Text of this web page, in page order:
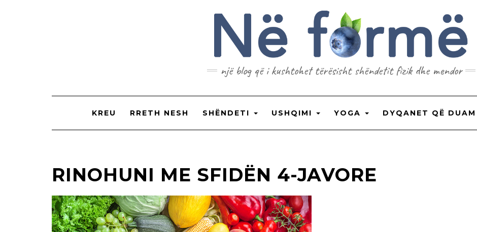
një blog që i kushtohet tërësisht shëndetit fizik dhe mendor
KREU RRETH NESH SHËNDETI USHQIMI YOGA DYQANET QË DUAM
RINOHUNI ME SFIDËN 4-JAVORE